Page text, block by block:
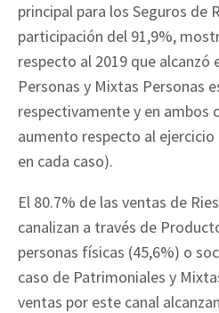
principal para los Seguros de
participación del 91,9%,
respecto al 2019 que alcanzó
Personas y Mixtas Personas
respectivamente y en ambos
aumento respecto al
en cada caso).
El 80.7% de las ventas de
canalizan a través de
personas físicas (45,6%) o
caso de Patrimoniales y
ventas por este canal